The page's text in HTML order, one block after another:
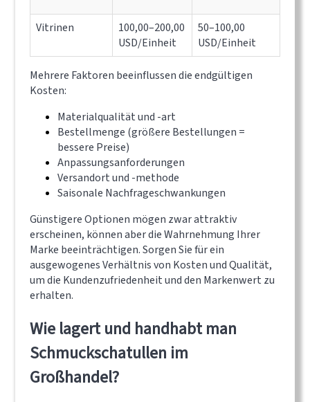
Vitrinen
100,00–200,00
USD/Einheit
50–100,00
USD/Einheit
Mehrere Faktoren beeinflussen die endgültigen
Kosten:
Materialqualität und -art
Bestellmenge (größere Bestellungen =
bessere Preise)
Anpassungsanforderungen
Versandort und -methode
Saisonale Nachfrageschwankungen
Günstigere Optionen mögen zwar attraktiv
erscheinen, können aber die Wahrnehmung Ihrer
Marke beeinträchtigen. Sorgen Sie für ein
ausgewogenes Verhältnis von Kosten und Qualität,
um die Kundenzufriedenheit und den Markenwert zu
erhalten.
Wie lagert und handhabt man
Schmuckschatullen im
Großhandel?